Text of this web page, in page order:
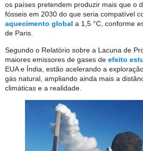
os países pretendem produzir mais que o
fósseis em 2030 do que seria compatível
aquecimento global a 1,5 °C, conforme
de Paris.
Segundo o Relatório sobre a Lacuna de
maiores emissores de gases de efeito
EUA e Índia, estão acelerando a
gás natural, ampliando ainda mais a
climáticas e a realidade.